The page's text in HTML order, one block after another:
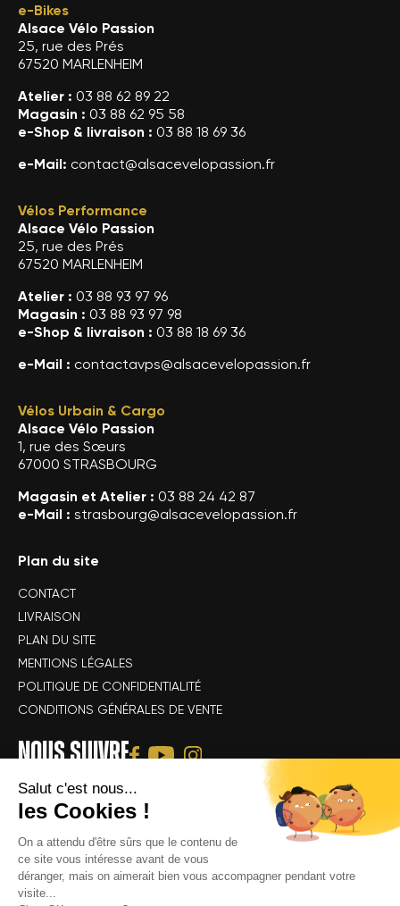
e-Bikes
Alsace Vélo Passion
25, rue des Prés
67520 MARLENHEIM
Atelier : 03 88 62 89 22
Magasin : 03 88 62 95 58
e-Shop & livraison : 03 88 18 69 36
e-Mail: contact@alsacevelopassion.fr
Vélos Performance
Alsace Vélo Passion
25, rue des Prés
67520 MARLENHEIM
Atelier : 03 88 93 97 96
Magasin : 03 88 93 97 98
e-Shop & livraison : 03 88 18 69 36
e-Mail : contactavps@alsacevelopassion.fr
Vélos Urbain & Cargo
Alsace Vélo Passion
1, rue des Sœurs
67000 STRASBOURG
Magasin et Atelier : 03 88 24 42 87
e-Mail : strasbourg@alsacevelopassion.fr
Plan du site
CONTACT
LIVRAISON
PLAN DU SITE
MENTIONS LÉGALES
POLITIQUE DE CONFIDENTIALITÉ
CONDITIONS GÉNÉRALES DE VENTE
NOUS SUIVRE
Tous droits réservés Alsace Velo Passion © -Achat & location de vélos
électriques : VTT, VTC, vélo de route, vélo gravel, speedbike, vélo
Salut c'est nous...
les Cookies !
On a attendu d'être sûrs que le contenu de
ce site vous intéresse avant de vous
déranger, mais on aimerait bien vous accompagner pendant votre
visite...